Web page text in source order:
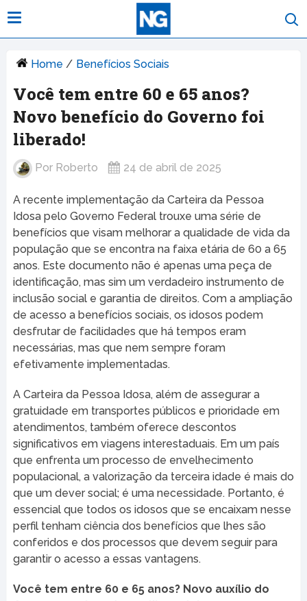
Home / Benefícios Sociais
Você tem entre 60 e 65 anos?
Novo benefício do Governo foi
liberado!
Por Roberto 24 de abril de 2025
A recente implementação da Carteira da Pessoa
Idosa pelo Governo Federal trouxe uma série de
benefícios que visam melhorar a qualidade de vida da
população que se encontra na faixa etária de 60 a 65
anos. Este documento não é apenas uma peça de
identificação, mas sim um verdadeiro instrumento de
inclusão social e garantia de direitos. Com a ampliação
de acesso a benefícios sociais, os idosos podem
desfrutar de facilidades que há tempos eram
necessárias, mas que nem sempre foram
efetivamente implementadas.
A Carteira da Pessoa Idosa, além de assegurar a
gratuidade em transportes públicos e prioridade em
atendimentos, também oferece descontos
significativos em viagens interestaduais. Em um país
que enfrenta um processo de envelhecimento
populacional, a valorização da terceira idade é mais do
que um dever social; é uma necessidade. Portanto, é
essencial que todos os idosos que se encaixam nesse
perfil tenham ciência dos benefícios que lhes são
conferidos e dos processos que devem seguir para
garantir o acesso a essas vantagens.
Você tem entre 60 e 65 anos? Novo auxílio do